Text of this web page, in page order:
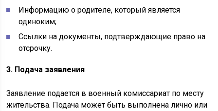
Информацию о родителе, который является
одиноким;
Ссылки на документы, подтверждающие право на
отсрочку.
3. Подача заявления
Заявление подается в военный комиссариат по месту
жительства. Подача может быть выполнена лично или